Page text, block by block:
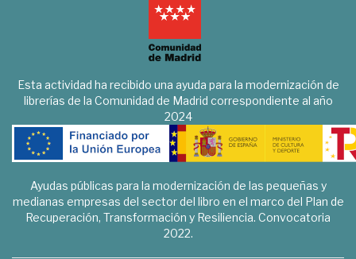
Esta actividad ha recibido una ayuda para la modernización de
librerías de la Comunidad de Madrid correspondiente al año
2024
Ayudas públicas para la modernización de las pequeñas y
medianas empresas del sector del libro en el marco del Plan de
Recuperación, Transformación y Resiliencia. Convocatoria
2022.